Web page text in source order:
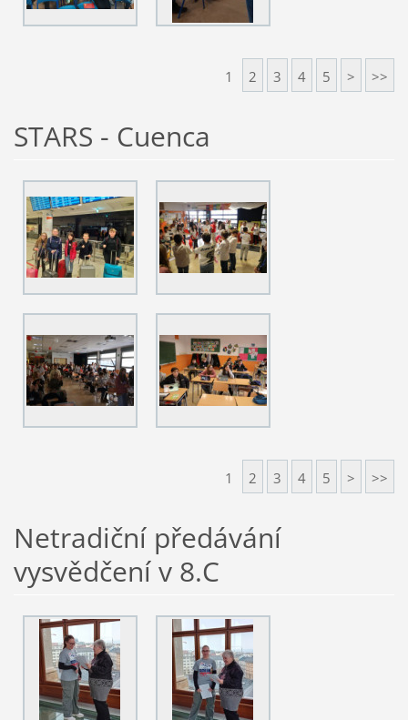
1 2 3 4 5 > >>
STARS - Cuenca
1 2 3 4 5 > >>
Netradiční předávání
vysvědčení v 8.C